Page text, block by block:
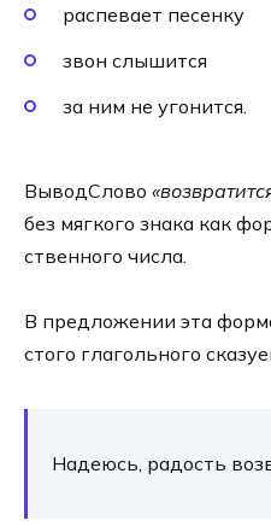
рас­пе­вает песен­ку
звон слышится
за ним не угонится.
ВыводСлово
без мяг­ко­го зна­ка как
ствен­но­го чис­ла.
В пред­ло­же­нии эта
сто­го гла­голь­но­го
Надеюсь, радость